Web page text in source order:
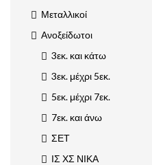
Μεταλλικοί
Ανοξείδωτοι
3εκ. και κάτω
3εκ. μέχρι 5εκ.
5εκ. μέχρι 7εκ.
7εκ. και άνω
ΣΕΤ
ΙΣ ΧΣ ΝΙΚΑ